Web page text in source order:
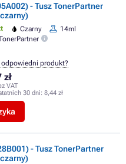
- Tusz TonerPartner
Czarny
14ml
zł
VAT
30 dni: 8,44 zł
produkt?
- Tusz TonerPartner